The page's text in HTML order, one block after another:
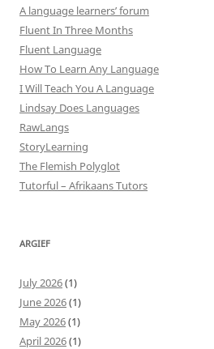
A language learners’ forum
Fluent In Three Months
Fluent Language
How To Learn Any Language
I Will Teach You A Language
Lindsay Does Languages
RawLangs
StoryLearning
The Flemish Polyglot
Tutorful – Afrikaans Tutors
ARGIEF
July 2026(1)
June 2026(1)
May 2026(1)
April 2026(1)